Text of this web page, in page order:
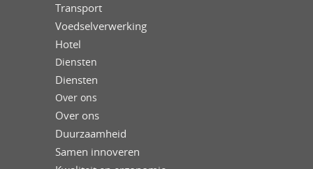
Transport
Voedselverwerking
Hotel
Diensten
Diensten
Over ons
Over ons
Duurzaamheid
Samen innoveren